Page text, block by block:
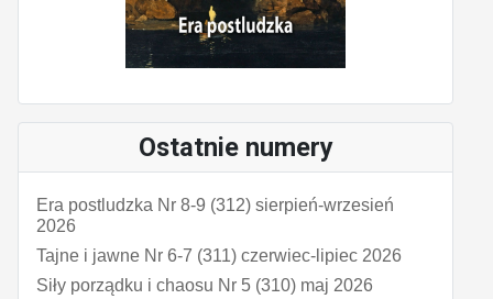
Ostatnie numery
Era postludzka Nr 8-9 (312) sierpień-wrzesień
2026
Tajne i jawne Nr 6-7 (311) czerwiec-lipiec 2026
Siły porządku i chaosu Nr 5 (310) maj 2026